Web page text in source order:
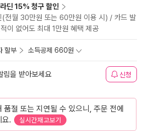
딘 15% 청구 할인
(전월 30만원 또는 60만원 이용 시) / 카드 발
이 없어도 최대 1만원 혜택 제공
할부 소득공제 660원
림을 받아보세요 신청
품절 또는 지연될 수 있으니, 주문 전에
.
실시간재고보기